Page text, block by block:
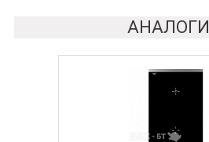
АНАЛОГИ